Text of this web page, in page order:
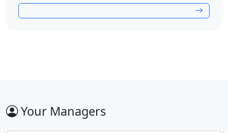
Your Managers